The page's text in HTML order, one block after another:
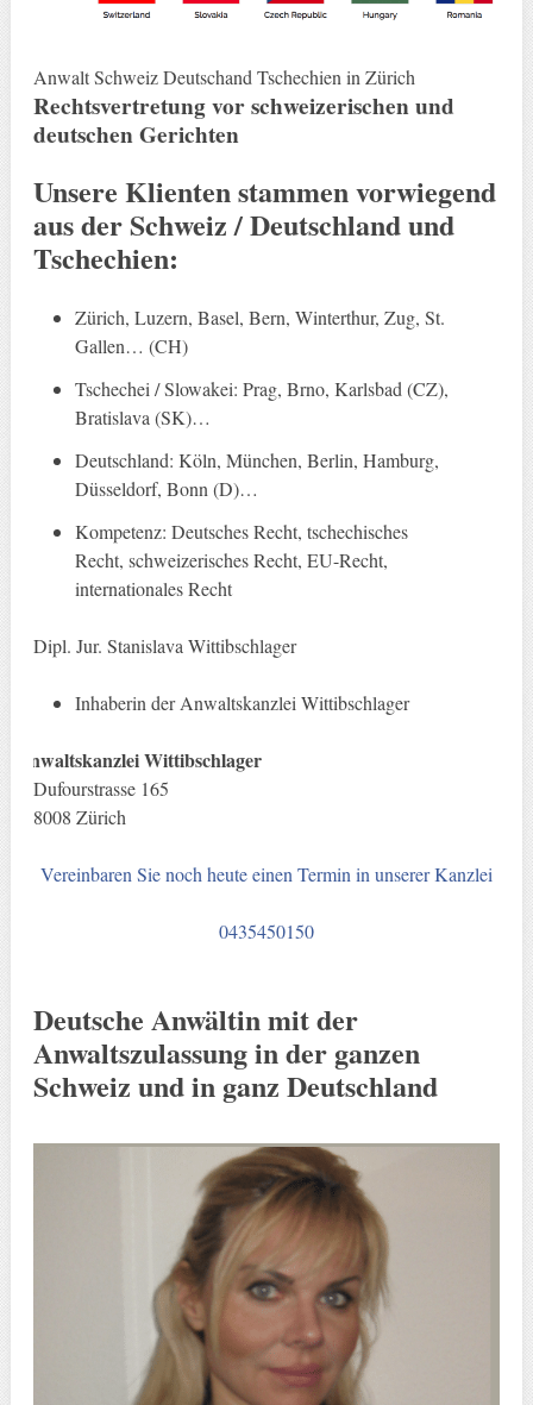
Anwalt Schweiz Deutschand Tschechien in Zürich
Rechtsvertretung vor schweizerischen und
deutschen Gerichten
Unsere Klienten stammen vorwiegend
aus der Schweiz / Deutschland und
Tschechien:
Zürich, Luzern, Basel, Bern, Winterthur, Zug, St.
Gallen… (CH)
Tschechei / Slowakei: Prag, Brno, Karlsbad (CZ),
Bratislava (SK)…
Deutschland: Köln, München, Berlin, Hamburg,
Düsseldorf, Bonn (D)…
Kompetenz: Deutsches Recht, tschechisches
Recht, schweizerisches Recht, EU-Recht,
internationales Recht
Dipl. Jur. Stanislava Wittibschlager
Inhaberin der Anwaltskanzlei Wittibschlager
Anwaltskanzlei Wittibschlager
Dufourstrasse 165
8008 Zürich
Vereinbaren Sie noch heute einen Termin in unserer Kanzlei
0435450150
Deutsche Anwältin mit der
Anwaltszulassung in der ganzen
Schweiz und in ganz Deutschland